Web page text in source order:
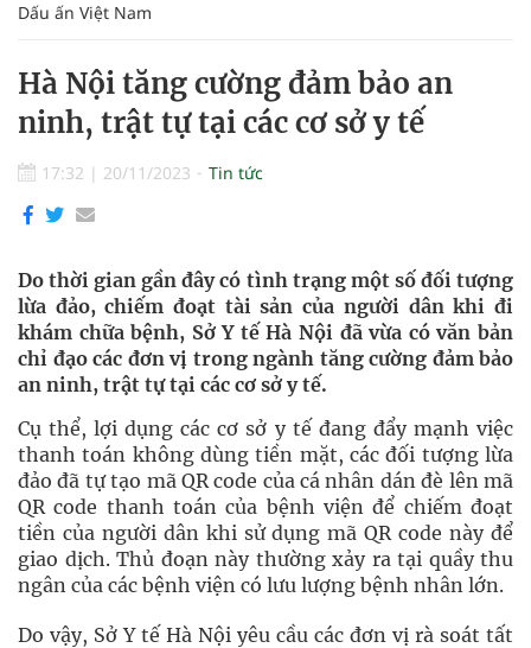
Dấu ấn Việt Nam
Hà Nội tăng cường đảm bảo an
ninh, trật tự tại các cơ sở y tế
17:32 | 20/11/2023 Tin tức
Do thời gian gần đây có tình trạng một số đối tượng
lừa đảo, chiếm đoạt tài sản của người dân khi đi
khám chữa bệnh, Sở Y tế Hà Nội đã vừa có văn bản
chỉ đạo các đơn vị trong ngành tăng cường đảm bảo
an ninh, trật tự tại các cơ sở y tế.
Cụ thể, lợi dụng các cơ sở y tế đang đẩy mạnh việc
thanh toán không dùng tiền mặt, các đối tượng lừa
đảo đã tự tạo mã QR code của cá nhân dán đè lên mã
QR code thanh toán của bệnh viện để chiếm đoạt
tiền của người dân khi sử dụng mã QR code này để
giao dịch. Thủ đoạn này thường xảy ra tại quầy thu
ngân của các bệnh viện có lưu lượng bệnh nhân lớn.
Do vậy, Sở Y tế Hà Nội yêu cầu các đơn vị rà soát tất